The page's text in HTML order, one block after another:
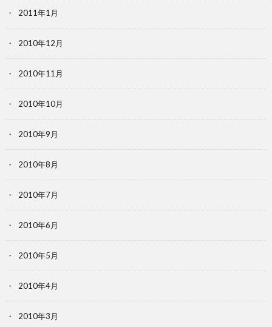
2011年1月
2010年12月
2010年11月
2010年10月
2010年9月
2010年8月
2010年7月
2010年6月
2010年5月
2010年4月
2010年3月